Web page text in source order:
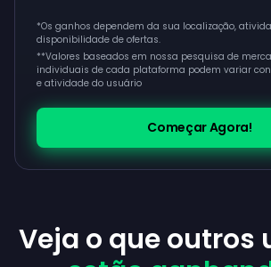
*Os ganhos dependem da sua localização,
disponibilidade de ofertas.
**Valores baseados em nossa pesquisa de
individuais de cada plataforma podem variar
e atividade do usuário
Começar Agora!
Veja o que outros